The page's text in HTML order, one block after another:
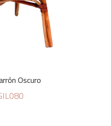
Oscuro